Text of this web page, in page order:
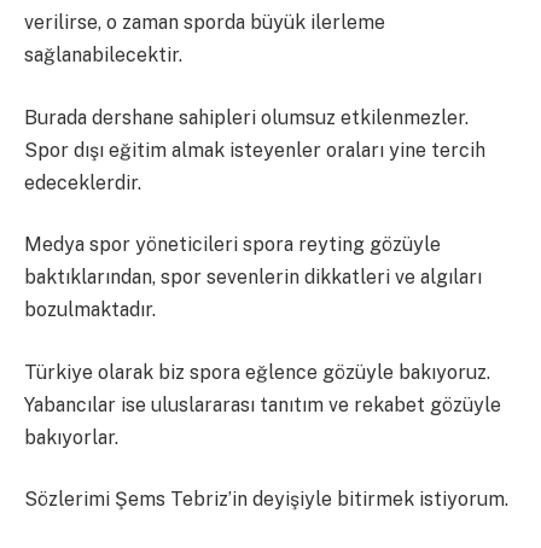
verilirse, o zaman sporda büyük ilerleme
sağlanabilecektir.
Burada dershane sahipleri olumsuz etkilenmezler.
Spor dışı eğitim almak isteyenler oraları yine tercih
edeceklerdir.
Medya spor yöneticileri spora reyting gözüyle
baktıklarından, spor sevenlerin dikkatleri ve algıları
bozulmaktadır.
Türkiye olarak biz spora eğlence gözüyle bakıyoruz.
Yabancılar ise uluslararası tanıtım ve rekabet gözüyle
bakıyorlar.
Sözlerimi Şems Tebriz’in deyişiyle bitirmek istiyorum.